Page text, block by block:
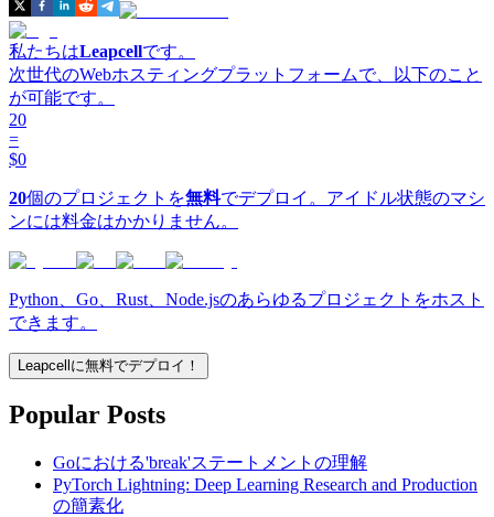
私たちはLeapcellです。
次世代のWebホスティングプラットフォームで、以下のこと
が可能です。
20
=
$0
20個のプロジェクトを無料でデプロイ。アイドル状態のマシ
ンには料金はかかりません。
Python、Go、Rust、Node.jsのあらゆるプロジェクトをホスト
できます。
Leapcellに無料でデプロイ！
Popular Posts
Goにおける'break'ステートメントの理解
PyTorch Lightning: Deep Learning Research and Production
の簡素化